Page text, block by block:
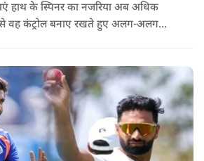
हाथ के स्पिनर का नजरिया अब अधिक
वह कंट्रोल बनाए रखते हुए अलग-अलग